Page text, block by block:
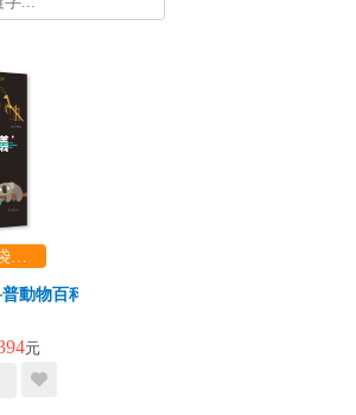
1800滿額贈：口袋玩具一份（隨機出貨） (summer read)
動物百科】不可思議的動物大集合
元